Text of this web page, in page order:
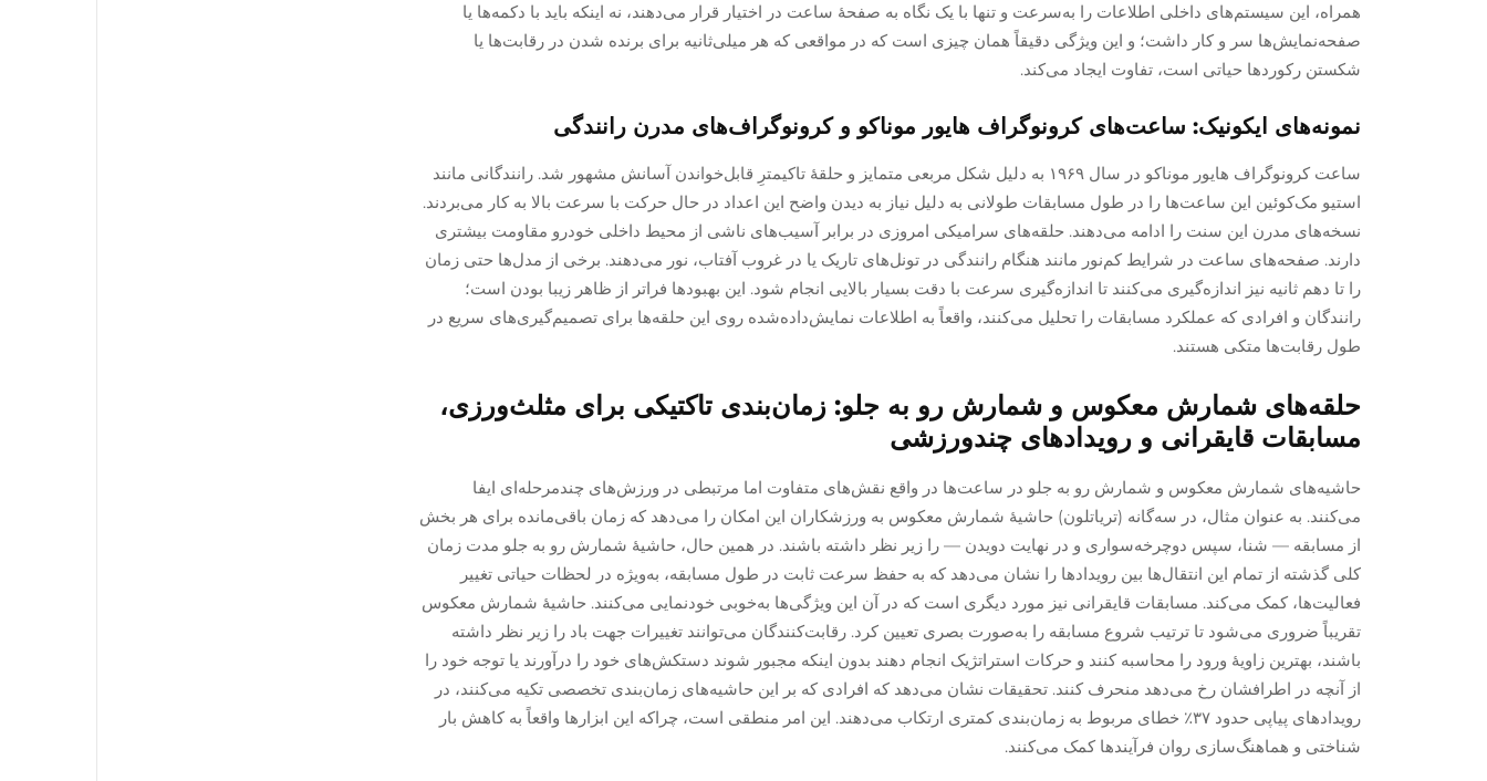
همراه، این سیستم‌های داخلی اطلاعات را به‌سرعت و تنها با یک نگاه به صفحهٔ ساعت در اختیار قرار می‌دهند، نه اینکه باید با دکمه‌ها یا
صفحه‌نمایش‌ها سر و کار داشت؛ و این ویژگی دقیقاً همان چیزی است که در مواقعی که هر میلی‌ثانیه برای برنده شدن در رقابت‌ها یا
شکستن رکوردها حیاتی است، تفاوت ایجاد می‌کند.
نمونه‌های ایکونیک: ساعت‌های کرونوگراف هایور موناکو و کرونوگراف‌های مدرن رانندگی
ساعت کرونوگراف هایور موناکو در سال ۱۹۶۹ به دلیل شکل مربعی متمایز و حلقهٔ تاکیمترِ قابل‌خواندن آسانش مشهور شد. رانندگانی مانند
استیو مک‌کوئین این ساعت‌ها را در طول مسابقات طولانی به دلیل نیاز به دیدن واضح این اعداد در حال حرکت با سرعت بالا به کار می‌بردند.
نسخه‌های مدرن این سنت را ادامه می‌دهند. حلقه‌های سرامیکی امروزی در برابر آسیب‌های ناشی از محیط داخلی خودرو مقاومت بیشتری
دارند. صفحه‌های ساعت در شرایط کم‌نور مانند هنگام رانندگی در تونل‌های تاریک یا در غروب آفتاب، نور می‌دهند. برخی از مدل‌ها حتی زمان
را تا دهم ثانیه نیز اندازه‌گیری می‌کنند تا اندازه‌گیری سرعت با دقت بسیار بالایی انجام شود. این بهبودها فراتر از ظاهر زیبا بودن است؛
رانندگان و افرادی که عملکرد مسابقات را تحلیل می‌کنند، واقعاً به اطلاعات نمایش‌داده‌شده روی این حلقه‌ها برای تصمیم‌گیری‌های سریع در
طول رقابت‌ها متکی هستند.
حلقه‌های شمارش معکوس و شمارش رو به جلو: زمان‌بندی تاکتیکی برای مثلث‌ورزی،
مسابقات قایقرانی و رویدادهای چندورزشی
حاشیه‌های شمارش معکوس و شمارش رو به جلو در ساعت‌ها در واقع نقش‌های متفاوت اما مرتبطی در ورزش‌های چندمرحله‌ای ایفا
می‌کنند. به عنوان مثال، در سه‌گانه (تریاتلون) حاشیهٔ شمارش معکوس به ورزشکاران این امکان را می‌دهد که زمان باقی‌مانده برای هر بخش
از مسابقه — شنا، سپس دوچرخه‌سواری و در نهایت دویدن — را زیر نظر داشته باشند. در همین حال، حاشیهٔ شمارش رو به جلو مدت زمان
کلی گذشته از تمام این انتقال‌ها بین رویدادها را نشان می‌دهد که به حفظ سرعت ثابت در طول مسابقه، به‌ویژه در لحظات حیاتی تغییر
فعالیت‌ها، کمک می‌کند. مسابقات قایقرانی نیز مورد دیگری است که در آن این ویژگی‌ها به‌خوبی خودنمایی می‌کنند. حاشیهٔ شمارش معکوس
تقریباً ضروری می‌شود تا ترتیب شروع مسابقه را به‌صورت بصری تعیین کرد. رقابت‌کنندگان می‌توانند تغییرات جهت باد را زیر نظر داشته
باشند، بهترین زاویهٔ ورود را محاسبه کنند و حرکات استراتژیک انجام دهند بدون اینکه مجبور شوند دستکش‌های خود را درآورند یا توجه خود را
از آنچه در اطرافشان رخ می‌دهد منحرف کنند. تحقیقات نشان می‌دهد که افرادی که بر این حاشیه‌های زمان‌بندی تخصصی تکیه می‌کنند، در
رویدادهای پیاپی حدود ۳۷٪ خطای مربوط به زمان‌بندی کمتری ارتکاب می‌دهند. این امر منطقی است، چراکه این ابزارها واقعاً به کاهش بار
شناختی و هماهنگ‌سازی روان فرآیندها کمک می‌کنند.